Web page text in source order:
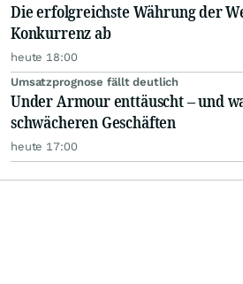
Die erfolgreichste Währung der
Konkurrenz ab
heute 18:00
Umsatzprognose fällt deutlich
Under Armour enttäuscht – und
schwächeren Geschäften
heute 17:00